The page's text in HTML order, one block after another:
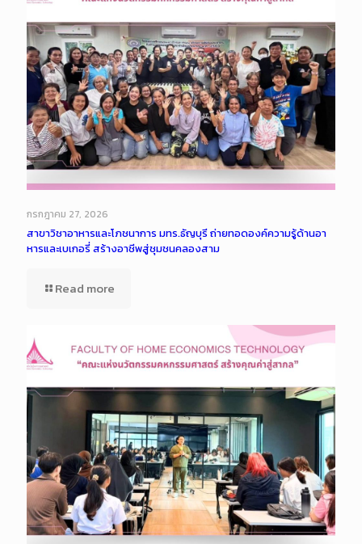
กรกฎาคม 27, 2026
สาขาวิชาอาหารและโภชนาการ มทร.ธัญบุรี ถ่ายทอดองค์ความรู้ด้านอา
หารและเบเกอรี่ สร้างอาชีพสู่ชุมชนคลองสาม
Read more